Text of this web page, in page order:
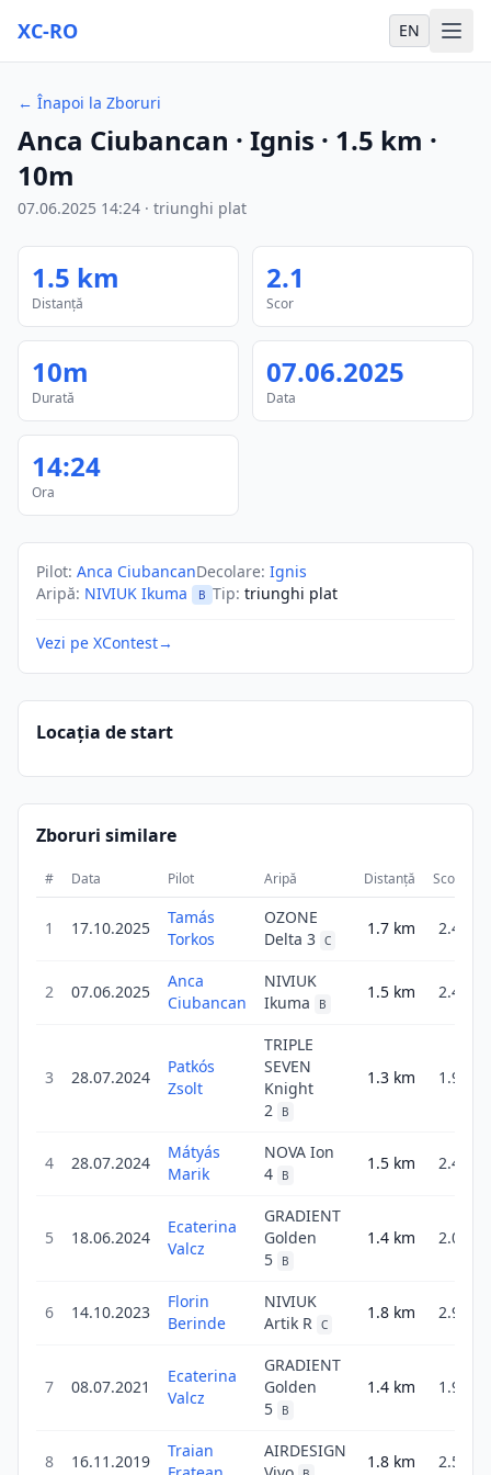
XC-RO EN
← Înapoi la Zboruri
Anca Ciubancan · Ignis · 1.5 km ·
10m
07.06.2025 14:24 · triunghi plat
1.5 km
Distanță
2.1
Scor
10m
Durată
07.06.2025
Data
14:24
Ora
Pilot: Anca CiubancanDecolare: Ignis
Aripă: NIVIUK Ikuma B Tip: triunghi plat
Vezi pe XContest→
Locația de start
Zboruri similare
# Data Pilot Aripă Distanță Scor
1 17.10.2025
Tamás
Torkos
OZONE
Delta 3 C
1.7 km 2.4
2 07.06.2025
Anca
Ciubancan
NIVIUK
Ikuma
B
1.5 km 2.4
3 28.07.2024
Patkós
Zsolt
TRIPLE
SEVEN
Knight
2
B
1.3 km 1.9
4 28.07.2024
Mátyás
Marik
NOVA Ion
4
B
1.5 km 2.4
5 18.06.2024
Ecaterina
Valcz
GRADIENT
Golden
5
B
1.4 km 2.0
6 14.10.2023
Florin
Berinde
NIVIUK
Artik R C
1.8 km 2.9
7 08.07.2021
Ecaterina
Valcz
GRADIENT
Golden
5
B
1.4 km 1.9
8 16.11.2019
Traian
AIRDESIGN
1.8 km 2.5